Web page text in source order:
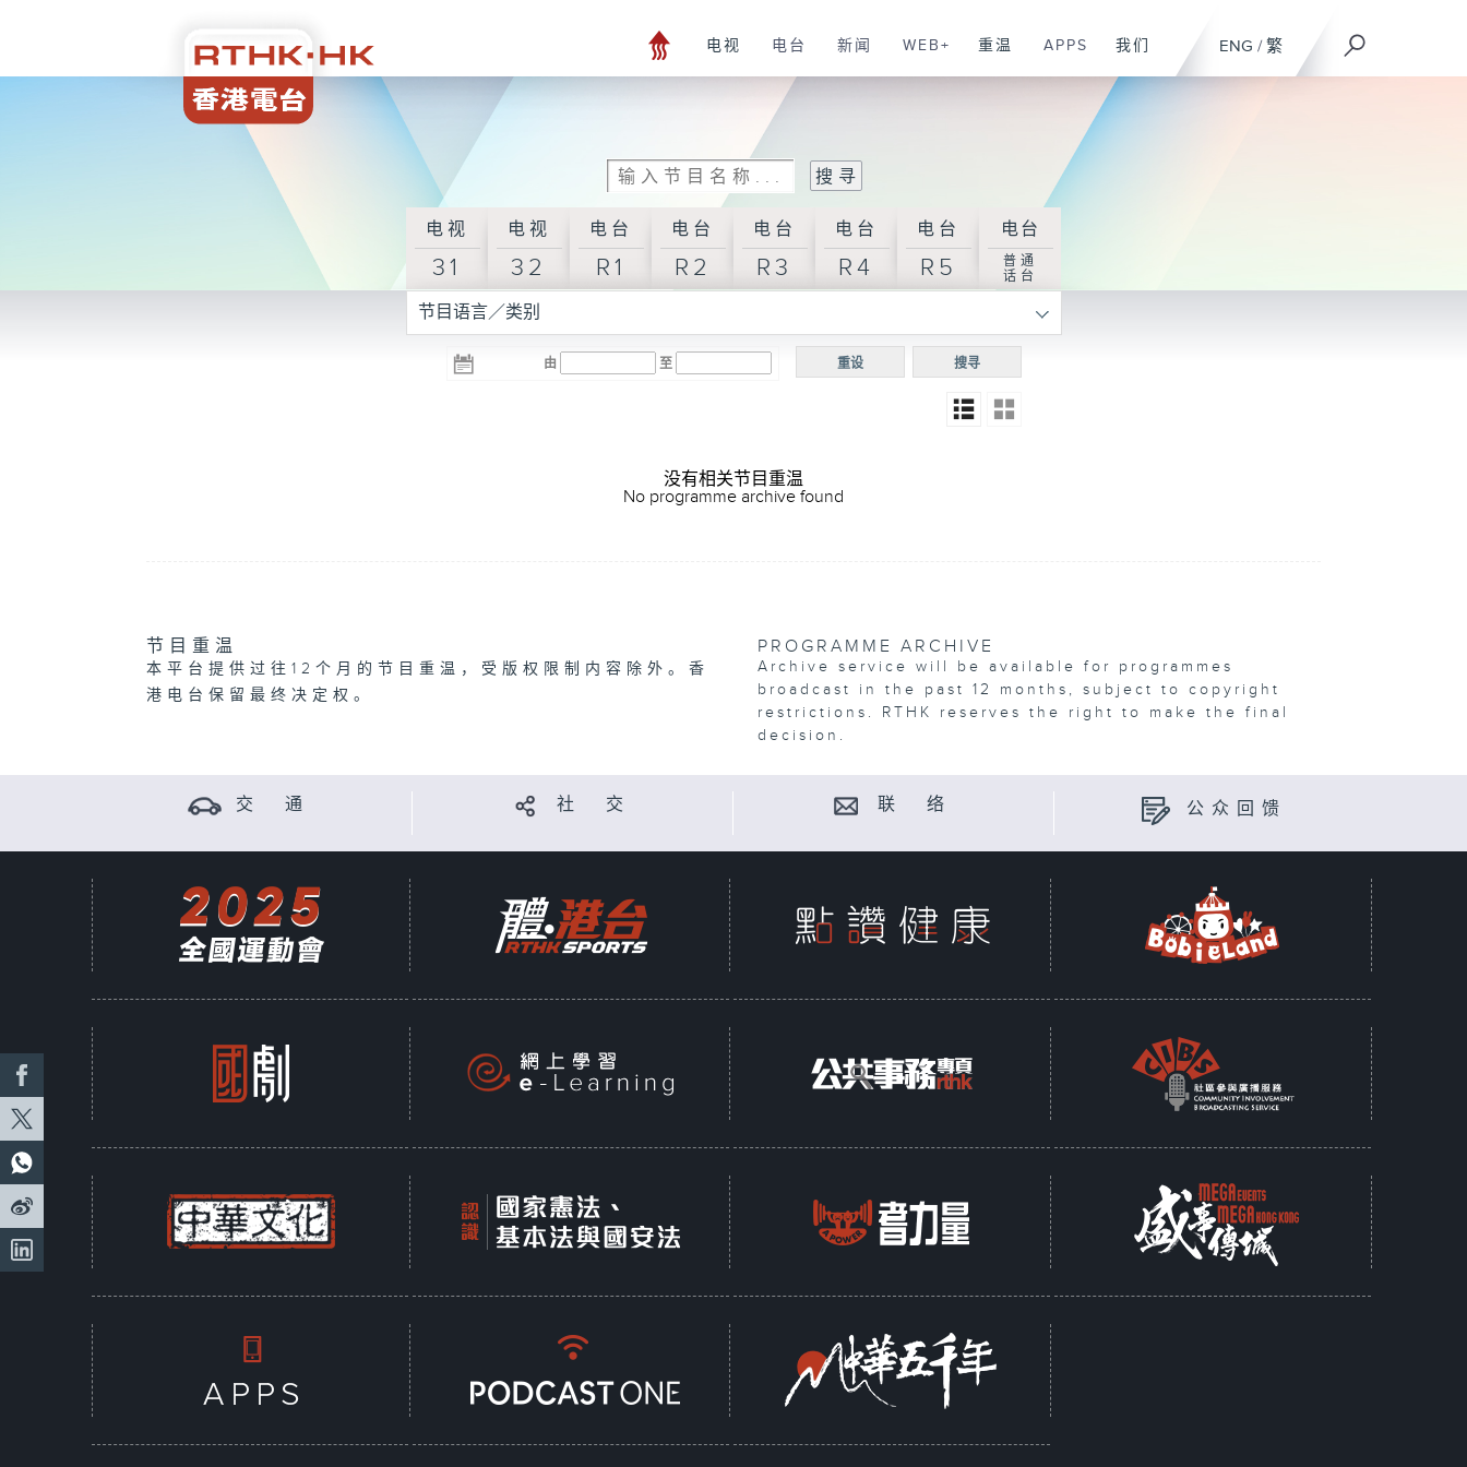
ENG / 繁
电视 电台 新闻 WEB+ 重温 APPS 我们
电视
31
电视
32
电台
R1
电台
R2
电台
R3
电台
R4
电台
R5
电台
普通
话台
节目语言／类别
由 至 搜寻
重设
没有相关节目重温
No programme archive found
节目重温
本平台提供过往12个月的节目重温，受版权限制内容除外。香
港电台保留最终决定权。
PROGRAMME ARCHIVE
Archive service will be available for programmes
broadcast in the past 12 months, subject to copyright
restrictions. RTHK reserves the right to make the final
decision.
交 通 社 交 联 络 公众回馈